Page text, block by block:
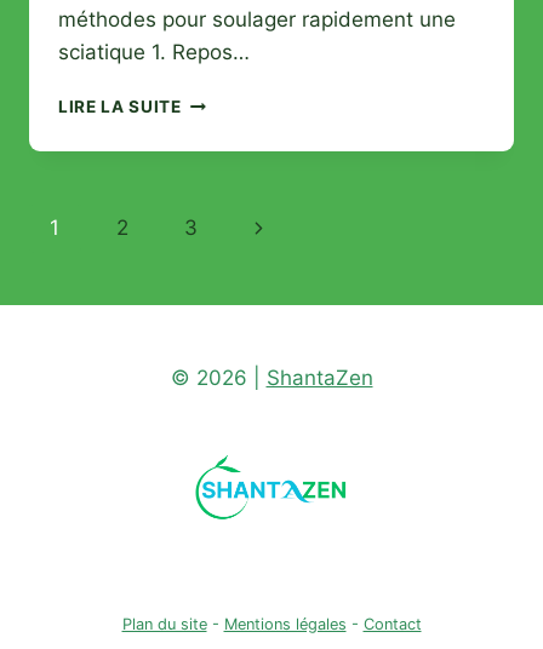
méthodes pour soulager rapidement une
sciatique 1. Repos…
LIRE LA SUITECOMMENT
EFFICACEMENT
EN
Navigation
1 2 3
Page
© 2026 | ShantaZen
Plan du site- Mentions légales - Contact